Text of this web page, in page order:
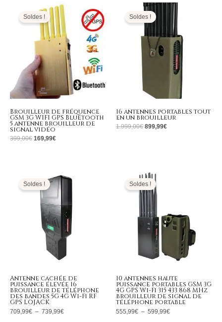
Soldes !
Brouilleur de fréquence
GSM 3G WIFI GPS Bluetooth
5 antenne brouilleur de
signal vidéo
399,00€
prix
initial
était :
399,00€.
169,99€
Le
prix
actuel
est :
169,99€.
Soldes !
16 antennes portables tout
en un brouilleur
1.999,00€
Le
prix
initial
était :
1.999,00€.
899,99€
Le
prix
actuel
est :
899,99€.
Soldes !
Antenne cachée de
puissance élevée 16
brouilleur de téléphone
des bandes 5G 4G Wi-Fi RF
GPS LOJACK
709,99€ – 739,99€
de
prix : Soldes !
10 antennes haute
puissance portables GSM 3G
4G GPS Wi-Fi 315 433 868 MHz
brouilleur de signal de
téléphone portable
555,99€ – 599,99€